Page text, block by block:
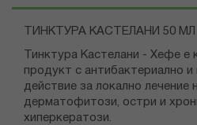
ТИНКТУРА КАСТЕЛАНИ 50 МЛ
Тинктура Кастелани - Хефе е
продукт с антибактериално и
действие за локално лечение
дерматофитози, остри и
хиперкератози.